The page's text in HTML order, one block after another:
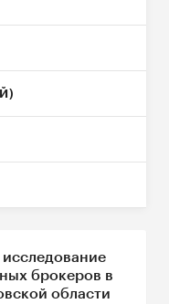
брокеров в
области